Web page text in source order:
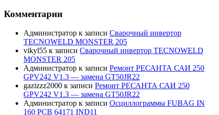
Комментарии
Администратор к записи Сварочный инвертор
TECNOWELD MONSTER 205
vikyl55 к записи Сварочный инвертор TECNOWELD
MONSTER 205
Администратор к записи Ремонт РЕСАНТА САИ 250
GPV242 V1.3 — замена GT50JR22
gazizzz2000 к записи Ремонт РЕСАНТА САИ 250
GPV242 V1.3 — замена GT50JR22
Администратор к записи Осциллограммы FUBAG IN
160 PCB 64171 IND11